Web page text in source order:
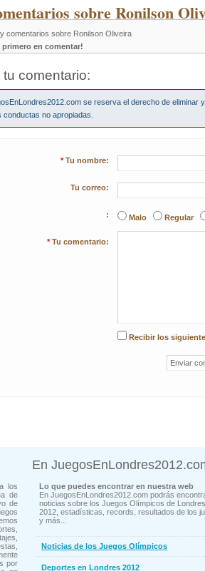
sobre Ronilson
comentarios sobre Ronilson Oliveira
primero en comentar!
tu comentario:
se reserva el derecho de eliminar
conductas no apropiadas.
* Tu nombre:
Tu correo:
: Malo Regular
* Tu comentario:
Recibir los
los
de
de
por
En
Lo que puedes encontrar en nuestra web
En JuegosEnLondres2012.com podrás
noticias sobre los Juegos Olímpicos de Londres
2012, estadísticas, records, resultados de los
y más...
Noticias de los Juegos Olímpicos
Deportes en Londres 2012